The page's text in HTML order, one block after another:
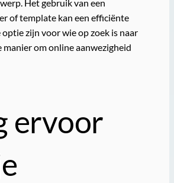
Het gebruik van een
of template kan een efficiënte
zijn voor wie op zoek is naar
manier om online aanwezigheid
ervoor